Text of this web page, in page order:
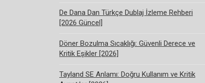
De Dana Dan Türkçe Dublaj İzleme Rehberi
[2026 Güncel]
Döner Bozulma Sıcaklığı: Güvenli Derece ve
Kritik Eşikler [2026]
Tayland SE Anlamı: Doğru Kullanım ve Kritik